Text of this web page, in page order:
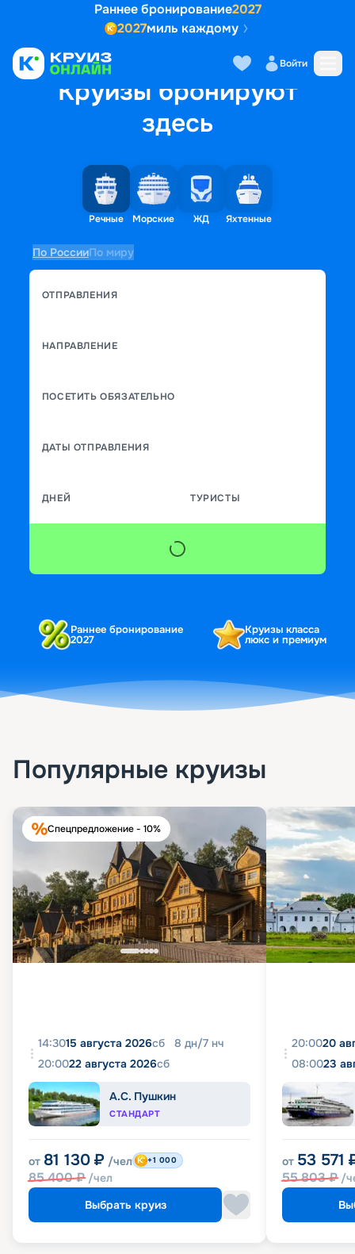
Раннее бронирование2027
2027миль каждому
Войти
Круизы бронируют
здесь
Речные Морские ЖД Яхтенные
По РоссииПо миру
ОТПРАВЛЕНИЯ
НАПРАВЛЕНИЕ
ПОСЕТИТЬ ОБЯЗАТЕЛЬНО
ДАТЫ ОТПРАВЛЕНИЯ
ДНЕЙ ТУРИСТЫ
Раннее бронирование
2027
Круизы класса
люкс и премиум
Популярные круизы
Спецпредложение - 10%
14:3015 августа 2026сб 8 дн/7 нч
20:0022 августа 2026сб
А.С. Пушкин
СТАНДАРТ
от 81 130 ₽ /чел
85 400₽ /чел
+1 000
Выбрать круиз
20:0020
08:0023
от 53 571
55 803₽ /